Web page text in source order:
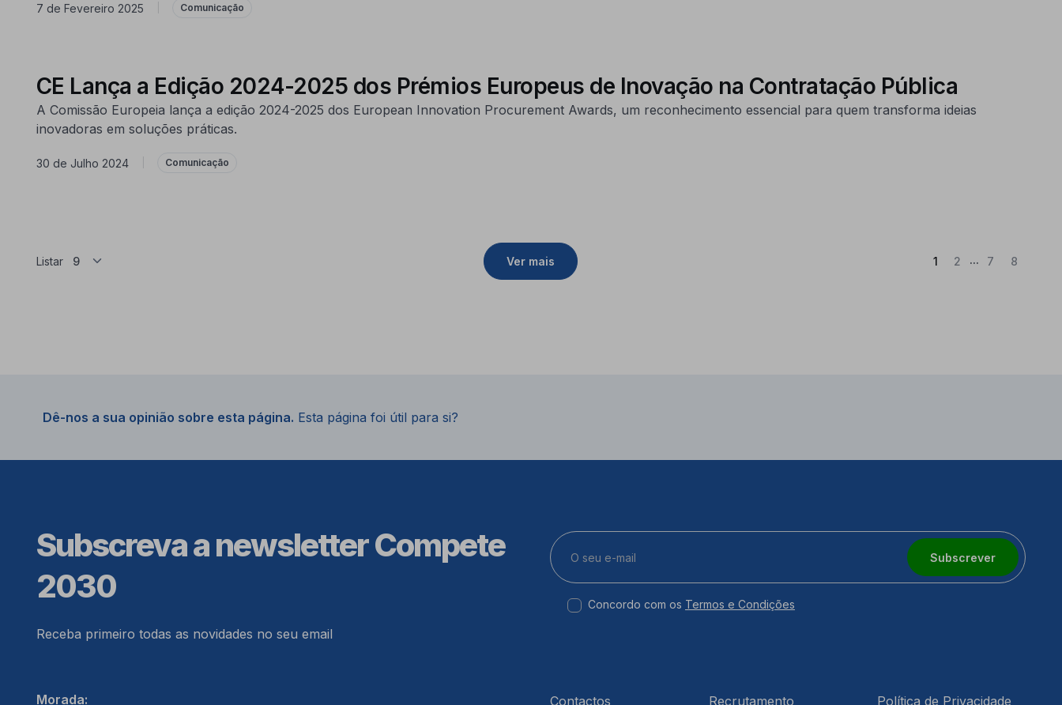
7 de Fevereiro 2025 Comunicação
CE Lança a Edição 2024-2025 dos Prémios Europeus de Inovação na Contratação Pública
A Comissão Europeia lança a edição 2024-2025 dos European Innovation Procurement Awards, um reconhecimento essencial para quem transforma ideias
inovadoras em soluções práticas.
30 de Julho 2024 Comunicação
Listar Ver mais 1(Atual)
2 ... 7 8
Dê-nos a sua opinião sobre esta página. Esta página foi útil para si?
Subscreva a newsletter Compete
2030
Receba primeiro todas as novidades no seu email
Subscrever
Concordo com os Termos e Condições
Morada: Contactos Recrutamento Política de Privacidade